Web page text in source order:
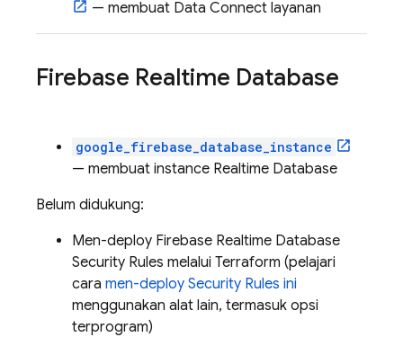
— membuat Data Connect layanan
Firebase Realtime Database
google_firebase_database_instance
— membuat instance Realtime Database
Belum didukung:
Men-deploy Firebase Realtime Database
Security Rules melalui Terraform (pelajari
cara men-deploy Security Rules ini
menggunakan alat lain, termasuk opsi
terprogram)